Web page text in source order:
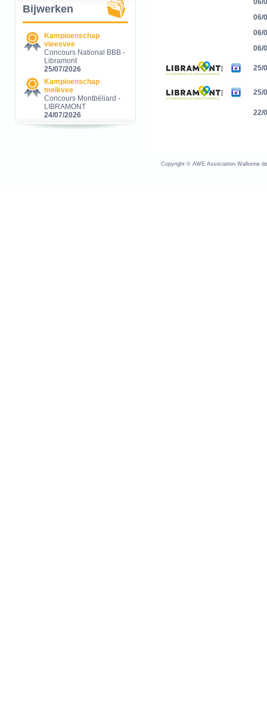
Bijwerken
Kampioenschap
vleesvee
Concours National BBB -
Libramont
25/07/2026
Kampioenschap
melkvee
Concours Montbéliard -
LIBRAMONT
24/07/2026
06/
06/
06/
06/
25/
25/
22/
Copyright © AWE Association Wallonne